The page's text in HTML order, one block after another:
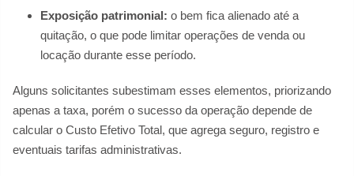
Exposição patrimonial: o bem fica alienado até a
quitação, o que pode limitar operações de venda ou
locação durante esse período.
Alguns solicitantes subestimam esses elementos, priorizando
apenas a taxa, porém o sucesso da operação depende de
calcular o Custo Efetivo Total, que agrega seguro, registro e
eventuais tarifas administrativas.